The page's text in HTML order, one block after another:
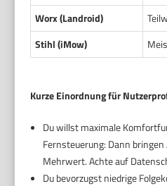
Worx (Landroid)
Stihl (iMow)
Kurze Einordnung für
Du willst maximale
Fernsteuerung: Dann bringen
Mehrwert. Achte auf
Du bevorzugst niedrige